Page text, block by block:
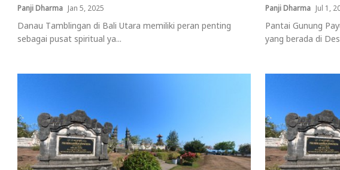
Panji Dharma Jan 5, 2025
Danau Tamblingan di Bali Utara memiliki peran penting
sebagai pusat spiritual ya...
Panji Dharma Jul 1,
Pantai Gunung
yang berada di